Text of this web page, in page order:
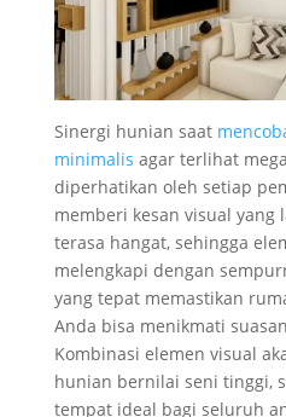
Sinergi hunian saat
minimalis agar terlihat
diperhatikan oleh setiap
memberi kesan visual yang
terasa hangat, sehingga
melengkapi dengan
yang tepat memastikan
Anda bisa menikmati
Kombinasi elemen visual
hunian bernilai seni tinggi,
tempat ideal bagi seluruh